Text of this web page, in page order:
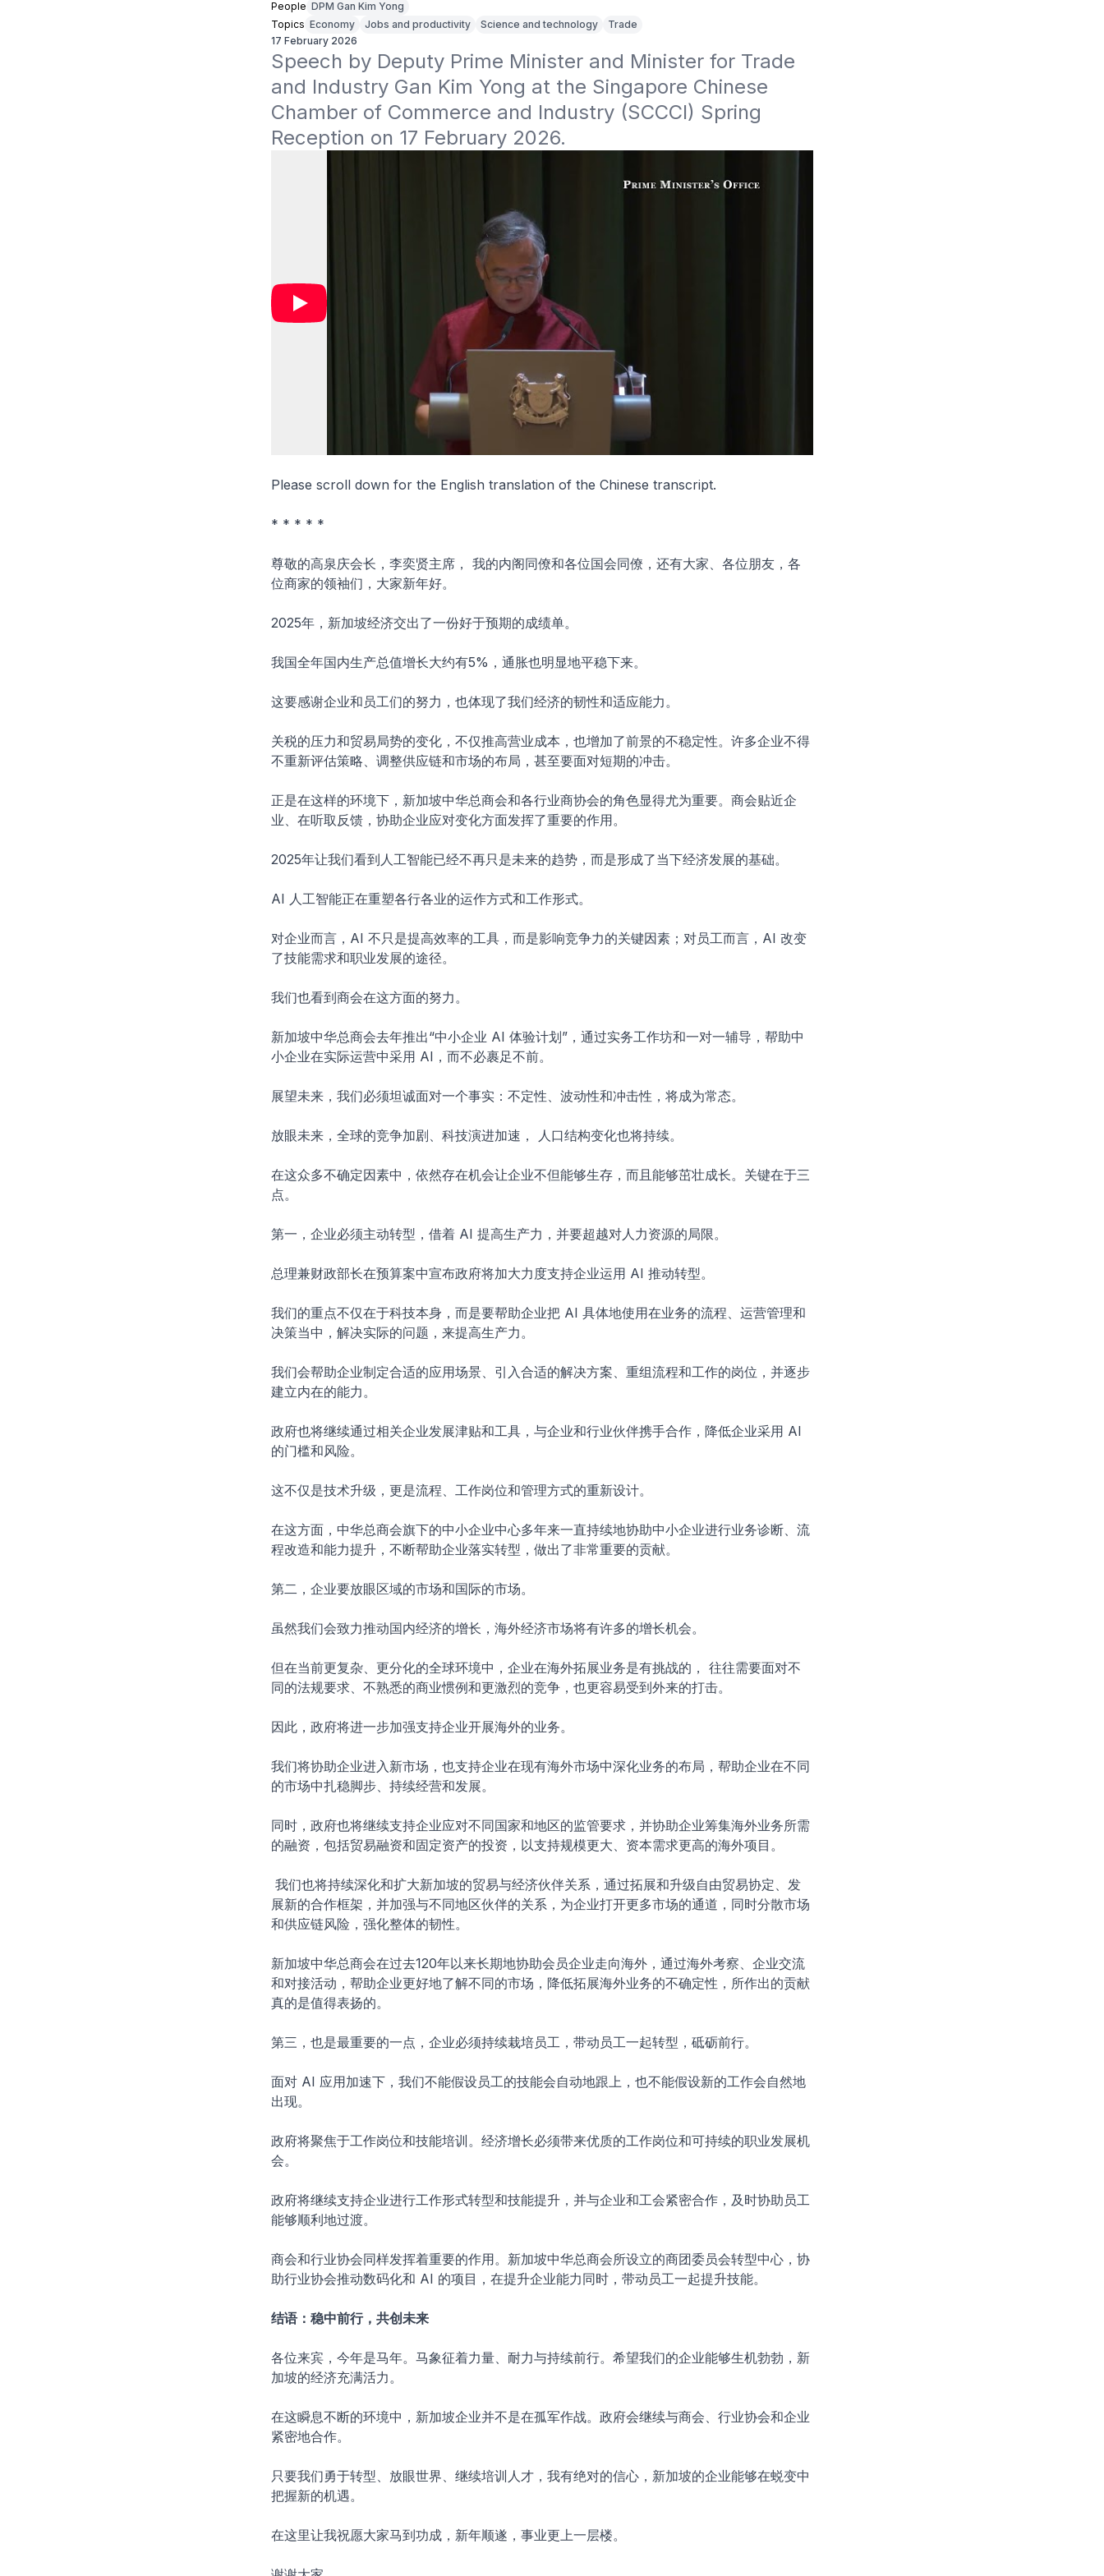
People DPM Gan Kim Yong
Topics Economy Jobs and productivity Science and technology
Trade
17 February 2026
Speech by Deputy Prime Minister and Minister for Trade
and Industry Gan Kim Yong at the Singapore Chinese
Chamber of Commerce and Industry (SCCCI) Spring
Reception on 17 February 2026.
Please scroll down for the English translation of the Chinese transcript.
* * * * *
尊敬的高泉庆会长，李奕贤主席， 我的内阁同僚和各位国会同僚，还有大家、各位朋友，各
位商家的领袖们，大家新年好。
2025年，新加坡经济交出了一份好于预期的成绩单。
我国全年国内生产总值增长大约有5%，通胀也明显地平稳下来。
这要感谢企业和员工们的努力，也体现了我们经济的韧性和适应能力。
关税的压力和贸易局势的变化，不仅推高营业成本，也增加了前景的不稳定性。许多企业不得
不重新评估策略、调整供应链和市场的布局，甚至要面对短期的冲击。
正是在这样的环境下，新加坡中华总商会和各行业商协会的角色显得尤为重要。商会贴近企
业、在听取反馈，协助企业应对变化方面发挥了重要的作用。
2025年让我们看到人工智能已经不再只是未来的趋势，而是形成了当下经济发展的基础。
AI 人工智能正在重塑各行各业的运作方式和工作形式。
对企业而言，AI 不只是提高效率的工具，而是影响竞争力的关键因素；对员工而言，AI 改变
了技能需求和职业发展的途径。
我们也看到商会在这方面的努力。
新加坡中华总商会去年推出“中小企业 AI 体验计划”，通过实务工作坊和一对一辅导，帮助中
小企业在实际运营中采用 AI，而不必裹足不前。
展望未来，我们必须坦诚面对一个事实：不定性、波动性和冲击性，将成为常态。
放眼未来，全球的竞争加剧、科技演进加速， 人口结构变化也将持续。
在这众多不确定因素中，依然存在机会让企业不但能够生存，而且能够茁壮成长。关键在于三
点。
第一，企业必须主动转型，借着 AI 提高生产力，并要超越对人力资源的局限。
总理兼财政部长在预算案中宣布政府将加大力度支持企业运用 AI 推动转型。
我们的重点不仅在于科技本身，而是要帮助企业把 AI 具体地使用在业务的流程、运营管理和
决策当中，解决实际的问题，来提高生产力。
我们会帮助企业制定合适的应用场景、引入合适的解决方案、重组流程和工作的岗位，并逐步
建立内在的能力。
政府也将继续通过相关企业发展津贴和工具，与企业和行业伙伴携手合作，降低企业采用 AI
的门槛和风险。
这不仅是技术升级，更是流程、工作岗位和管理方式的重新设计。
在这方面，中华总商会旗下的中小企业中心多年来一直持续地协助中小企业进行业务诊断、流
程改造和能力提升，不断帮助企业落实转型，做出了非常重要的贡献。
第二，企业要放眼区域的市场和国际的市场。
虽然我们会致力推动国内经济的增长，海外经济市场将有许多的增长机会。
但在当前更复杂、更分化的全球环境中，企业在海外拓展业务是有挑战的， 往往需要面对不
同的法规要求、不熟悉的商业惯例和更激烈的竞争，也更容易受到外来的打击。
因此，政府将进一步加强支持企业开展海外的业务。
我们将协助企业进入新市场，也支持企业在现有海外市场中深化业务的布局，帮助企业在不同
的市场中扎稳脚步、持续经营和发展。
同时，政府也将继续支持企业应对不同国家和地区的监管要求，并协助企业筹集海外业务所需
的融资，包括贸易融资和固定资产的投资，以支持规模更大、资本需求更高的海外项目。
我们也将持续深化和扩大新加坡的贸易与经济伙伴关系，通过拓展和升级自由贸易协定、发
展新的合作框架，并加强与不同地区伙伴的关系，为企业打开更多市场的通道，同时分散市场
和供应链风险，强化整体的韧性。
新加坡中华总商会在过去120年以来长期地协助会员企业走向海外，通过海外考察、企业交流
和对接活动，帮助企业更好地了解不同的市场，降低拓展海外业务的不确定性，所作出的贡献
真的是值得表扬的。
第三，也是最重要的一点，企业必须持续栽培员工，带动员工一起转型，砥砺前行。
面对 AI 应用加速下，我们不能假设员工的技能会自动地跟上，也不能假设新的工作会自然地
出现。
政府将聚焦于工作岗位和技能培训。经济增长必须带来优质的工作岗位和可持续的职业发展机
会。
政府将继续支持企业进行工作形式转型和技能提升，并与企业和工会紧密合作，及时协助员工
能够顺利地过渡。
商会和行业协会同样发挥着重要的作用。新加坡中华总商会所设立的商团委员会转型中心，协
助行业协会推动数码化和 AI 的项目，在提升企业能力同时，带动员工一起提升技能。
结语：稳中前行，共创未来
各位来宾，今年是马年。马象征着力量、耐力与持续前行。希望我们的企业能够生机勃勃，新
加坡的经济充满活力。
在这瞬息不断的环境中，新加坡企业并不是在孤军作战。政府会继续与商会、行业协会和企业
紧密地合作。
只要我们勇于转型、放眼世界、继续培训人才，我有绝对的信心，新加坡的企业能够在蜕变中
把握新的机遇。
在这里让我祝愿大家马到功成，新年顺遂，事业更上一层楼。